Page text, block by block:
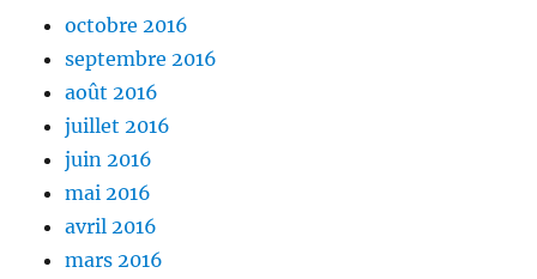
octobre 2016
septembre 2016
août 2016
juillet 2016
juin 2016
mai 2016
avril 2016
mars 2016